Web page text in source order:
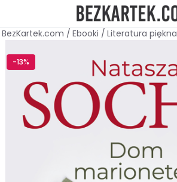
BezKartek.com / Ebooki / Literatura piękna
-13%